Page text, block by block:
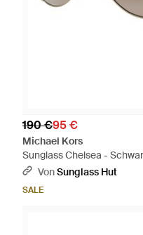
190 €95 €
Michael Kors
Sunglass Chelsea -
VonSunglass Hut
SALE